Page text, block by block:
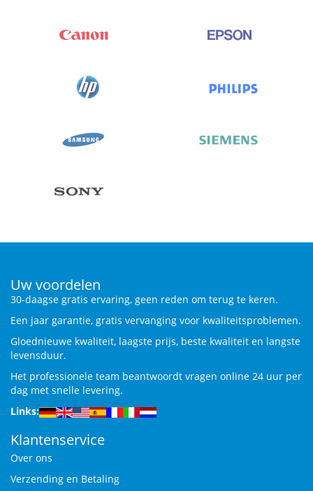
Uw voordelen
30-daagse gratis ervaring, geen reden om terug te keren.
Een jaar garantie, gratis vervanging voor kwaliteitsproblemen.
Gloednieuwe kwaliteit, laagste prijs, beste kwaliteit en langste
levensduur.
Het professionele team beantwoordt vragen online 24 uur per
dag met snelle levering.
Links:
Klantenservice
Over ons
Verzending en Betaling